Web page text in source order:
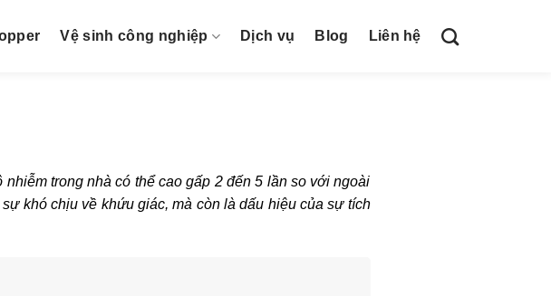
Vệ sinh công nghiệp Dịch vụ Blog Liên hệ
trong nhà có thể cao gấp 2 đến 5 lần so với ngoài
khó chịu về khứu giác, mà còn là dấu hiệu của sự tích